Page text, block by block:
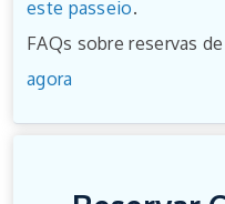
este passeio.
FAQs sobre reservas
agora